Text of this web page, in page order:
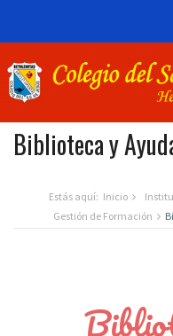
Biblioteca y
Estás aquí: Inicio
Gestión de Formación